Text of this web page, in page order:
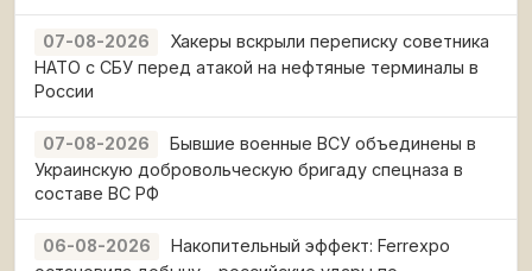
07-08-2026
Хакеры вскрыли переписку советника
НАТО с СБУ перед атакой на нефтяные терминалы в
России
07-08-2026
Бывшие военные ВСУ объединены в
Украинскую добровольческую бригаду спецназа в
составе ВС РФ
06-08-2026
Накопительный эффект: Ferrexpo